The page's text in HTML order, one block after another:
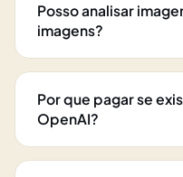
Posso analisar
imagens?
Por que pagar se
OpenAI?